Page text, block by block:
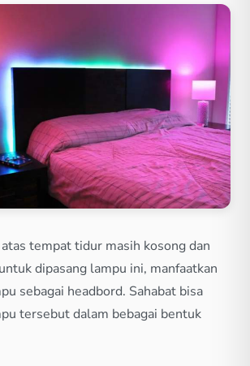
tempat tidur masih kosong dan
dipasang lampu ini, manfaatkan
sebagai headbord. Sahabat bisa
tersebut dalam bebagai bentuk